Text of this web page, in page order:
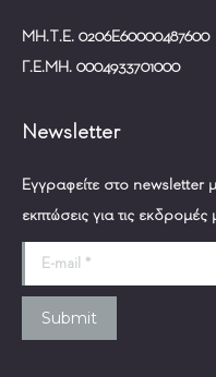
ΜΗ.Τ.Ε. 0206Ε60000487600
Γ.Ε.ΜΗ. 0004933701000
Newsletter
Εγγραφείτε στο newsletter
εκπτώσεις για τις εκδρομές
E-mail *
Submit